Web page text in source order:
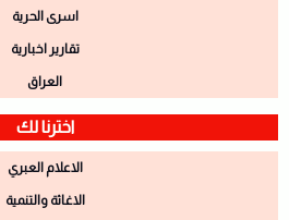
اسرى الحرية
تقارير اخبارية
العراق
اخترنا لك
الاعلام العبري
الاغاثة والتنمية